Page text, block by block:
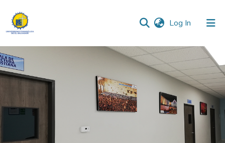
Log In (current)
Communities & Collections
All of DSpace